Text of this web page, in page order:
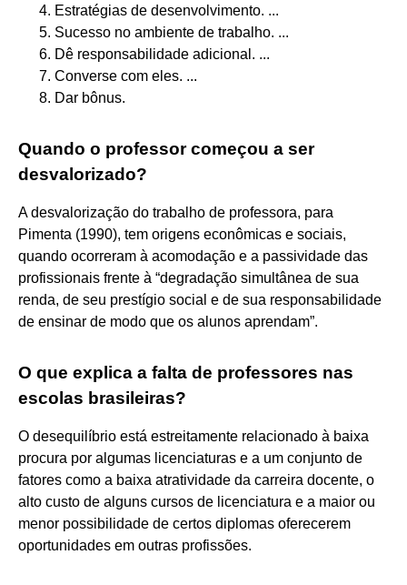
Estratégias de desenvolvimento. ...
Sucesso no ambiente de trabalho. ...
Dê responsabilidade adicional. ...
Converse com eles. ...
Dar bônus.
Quando o professor começou a ser
desvalorizado?
A desvalorização do trabalho de professora, para
Pimenta (1990), tem origens econômicas e sociais,
quando ocorreram à acomodação e a passividade das
profissionais frente à “degradação simultânea de sua
renda, de seu prestígio social e de sua responsabilidade
de ensinar de modo que os alunos aprendam”.
O que explica a falta de professores nas
escolas brasileiras?
O desequilíbrio está estreitamente relacionado à baixa
procura por algumas licenciaturas e a um conjunto de
fatores como a baixa atratividade da carreira docente, o
alto custo de alguns cursos de licenciatura e a maior ou
menor possibilidade de certos diplomas oferecerem
oportunidades em outras profissões.